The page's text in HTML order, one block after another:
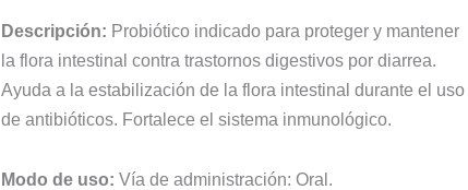
Descripción: Probiótico indicado para proteger y mantener
la flora intestinal contra trastornos digestivos por diarrea.
Ayuda a la estabilización de la flora intestinal durante el uso
de antibióticos. Fortalece el sistema inmunológico.
Modo de uso: Vía de administración: Oral.